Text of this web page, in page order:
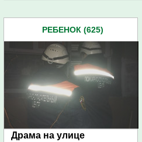
РЕБЕНОК (625)
Драма на улице